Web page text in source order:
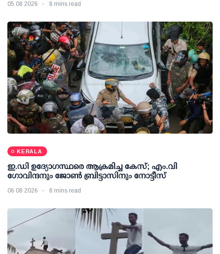
05 08 2026 8 mins read
KERALA
ഇ.ഡി ഉദ്യോഗസ്ഥരെ ആക്രമിച്ച കേസ്; എം.വി
ഗോവിന്ദനും ജോണ്‍ ബ്രിട്ടാസിനും നോട്ടീസ്
06 08 2026 8 mins read